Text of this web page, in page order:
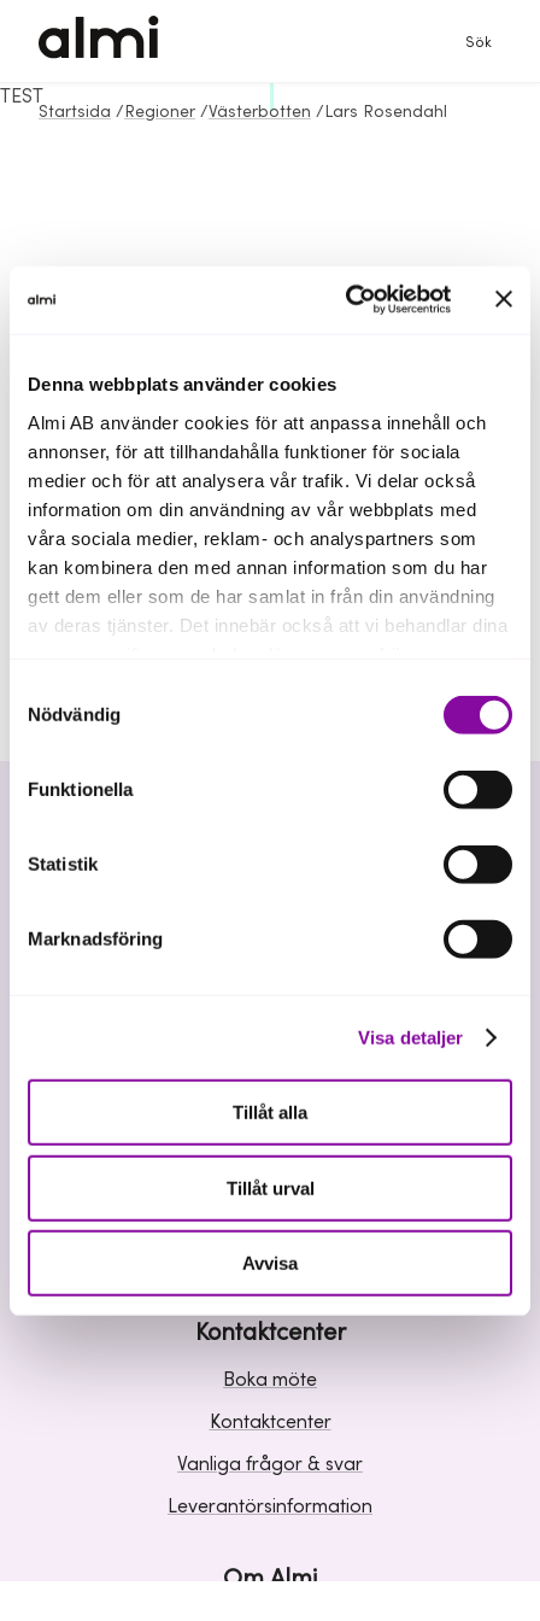
Denna webbplats använder cookies
Almi AB använder cookies för att anpassa innehåll och
annonser, för att tillhandahålla funktioner för sociala
medier och för att analysera vår trafik. Vi delar också
information om din användning av vår webbplats med
våra sociala medier, reklam- och analyspartners som
kan kombinera den med annan information som du har
gett dem eller som de har samlat in från din användning
av deras tjänster. Det innebär också att vi behandlar dina
Om du klickar på avvisa kommer användning av kakor
eller delning av information enligt ovan, inte att ske,
förutom för kakor som är nödvändiga för att hemsidan
ska fungera se mer under inställningar.
Nödvändig
Funktionella
Statistik
Marknadsföring
Visa detaljer
Tillåt alla
Tillåt urval
Avvisa
Sök
Startsida / Regioner /Västerbotten / Lars Rosendahl
TEST
Våra tjänster
Riskkapital
Affärsutveckling
Kunskap och inspiration
Kontaktcenter
Boka möte
Kontaktcenter
Vanliga frågor & svar
Leverantörsinformation
Om Almi